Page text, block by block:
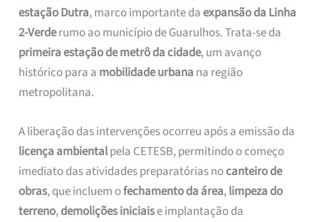
estação Dutra, marco importante daexpansão da Linha
2-Verderumo ao município de Guarulhos. Trata-se da
primeira estação de metrô da cidade, um avanço
histórico para a mobilidade urbana na região
metropolitana.
A liberação das intervenções ocorreu após a emissão da
licença ambientalpela CETESB, permitindo o começo
imediato das atividades preparatórias nocanteiro de
obras, que incluem ofechamento da área,limpeza do
terreno,demolições iniciaise implantação da